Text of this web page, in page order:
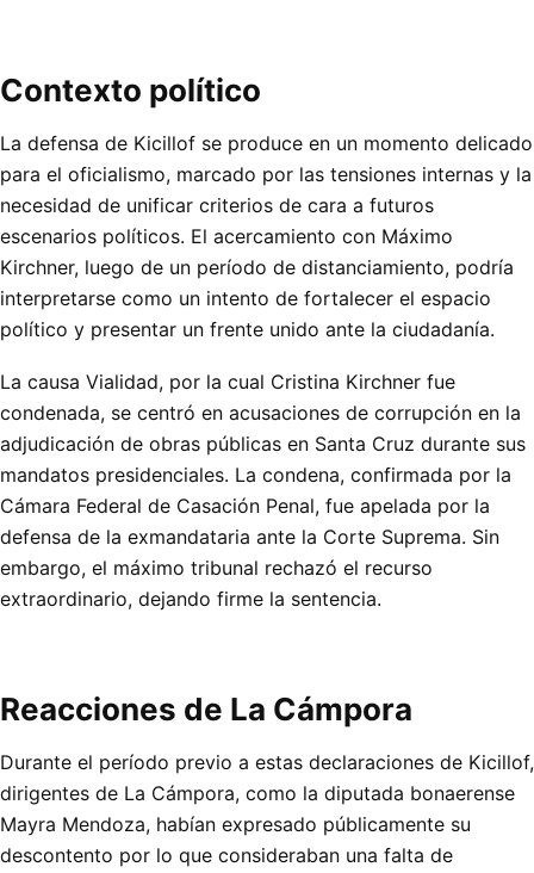
Contexto político
La defensa de Kicillof se produce en un momento delicado
para el oficialismo, marcado por las tensiones internas y la
necesidad de unificar criterios de cara a futuros
escenarios políticos. El acercamiento con Máximo
Kirchner, luego de un período de distanciamiento, podría
interpretarse como un intento de fortalecer el espacio
político y presentar un frente unido ante la ciudadanía.
La causa Vialidad, por la cual Cristina Kirchner fue
condenada, se centró en acusaciones de corrupción en la
adjudicación de obras públicas en Santa Cruz durante sus
mandatos presidenciales. La condena, confirmada por la
Cámara Federal de Casación Penal, fue apelada por la
defensa de la exmandataria ante la Corte Suprema. Sin
embargo, el máximo tribunal rechazó el recurso
extraordinario, dejando firme la sentencia.
Reacciones de La Cámpora
Durante el período previo a estas declaraciones de Kicillof,
dirigentes de La Cámpora, como la diputada bonaerense
Mayra Mendoza, habían expresado públicamente su
descontento por lo que consideraban una falta de